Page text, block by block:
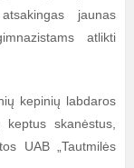
jaunas
atlikti
kepinių labdaros
skanėstus,
UAB „Tautmilės